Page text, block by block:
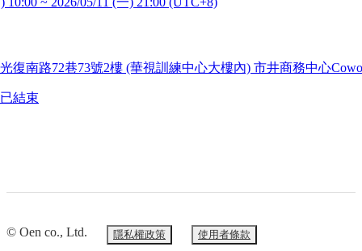
復南路72巷73號2樓 (華視訓練中心大樓內) 市井商務中心
結束
© Oen co., Ltd. 隱私權政策 使用者條款